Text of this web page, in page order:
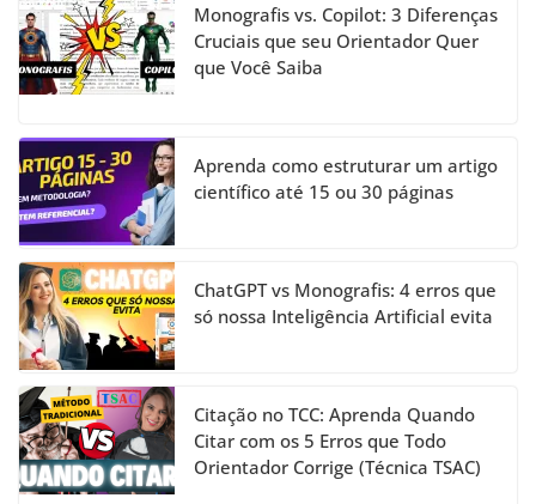
Monografis vs. Copilot: 3 Diferenças
Cruciais que seu Orientador Quer
que Você Saiba
Aprenda como estruturar um artigo
científico até 15 ou 30 páginas
ChatGPT vs Monografis: 4 erros que
só nossa Inteligência Artificial evita
Citação no TCC: Aprenda Quando
Citar com os 5 Erros que Todo
Orientador Corrige (Técnica TSAC)